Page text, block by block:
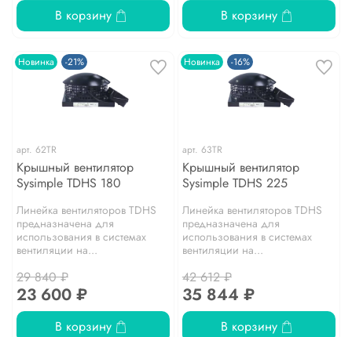
В корзину В корзину
Новинка -21%
арт. 62TR
Крышный вентилятор
Sysimple TDHS 180
Линейка вентиляторов TDHS
предназначена для
использования в системах
вентиляции на...
29 840 ₽
23 600 ₽
В корзину
Новинка -16%
арт. 63TR
Крышный вентилятор
Sysimple TDHS 225
Линейка вентиляторов TDHS
предназначена для
использования в системах
вентиляции на...
42 612 ₽
35 844 ₽
В корзину